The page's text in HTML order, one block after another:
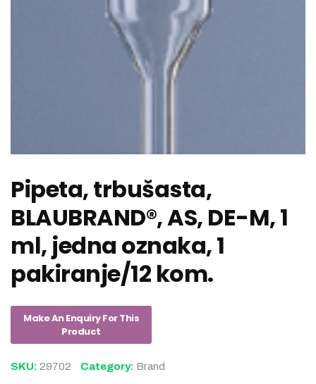
Pipeta, trbušasta,
BLAUBRAND®, AS, DE-M, 1
ml, jedna oznaka, 1
pakiranje/12 kom.
SKU: 29702 Category: Brand